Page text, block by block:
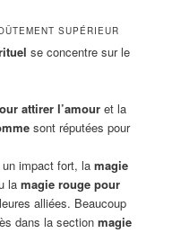
SUPÉRIEUR
se concentre sur le
attirer l’amouret la
sont réputées pour
impact fort, la magie
la magie rouge pour
alliées. Beaucoup
dans la section magie